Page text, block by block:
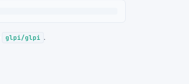
glpi/glpi .